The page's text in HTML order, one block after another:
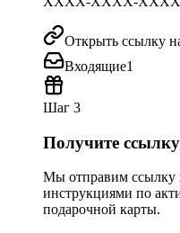
Открыть ссылку
Входящие1
Шаг 3
Получите
Мы отправим ссылку
инструкциями по
подарочной карты.